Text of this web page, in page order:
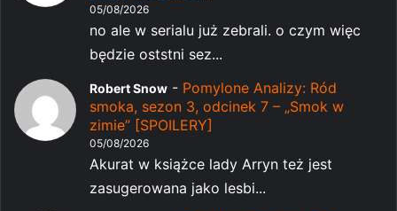
05/08/2026
no ale w serialu już zebrali. o czym więc
będzie oststni sez...
Robert Snow - Pomylone Analizy: Ród
smoka, sezon 3, odcinek 7 – „Smok w
zimie” [SPOILERY]
05/08/2026
Akurat w książce lady Arryn też jest
zasugerowana jako lesbi...